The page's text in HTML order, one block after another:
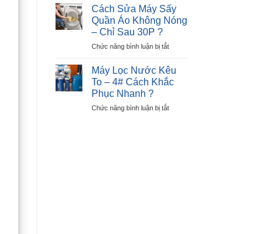
Nhanh
Chỉ
Sau
?
Sửa
Tủ
Lạnh
Báo
E6
Lỗi
Nhấn
Cách Sửa Máy Sấy
Quần Áo Không Nóng
– Chỉ Sau 30P ?
Chức năng bình luận bị tắtở
Sửa
Sấy
Áo
Máy Lọc Nước Kêu
To – 4# Cách Khắc
Phục Nhanh ?
Chức năng bình luận bị tắtở